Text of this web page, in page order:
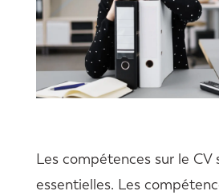
Les compétences sur le CV
essentielles. Les